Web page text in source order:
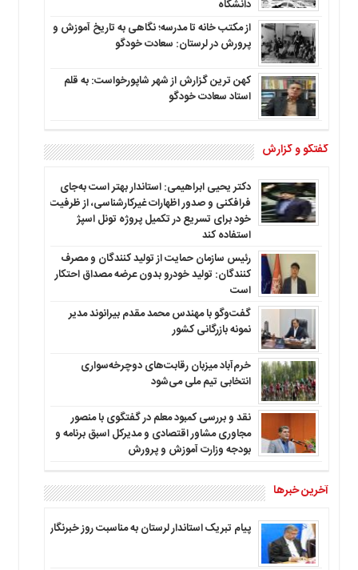
دانشگاه
از مکتب خانه تا مدرسه؛ نگاهی به تاریخ آموزش و
پرورش در لرستان: سعادت خودگو
کهن ترین گزارش از شهر شاپورخواست: به قلم
استاد سعادت خودگو
گفتگو و گزارش
دکتر یحیی ابراهیمی: استاندار بهتر است به‌جای
فرافکنی و صدور اظهارات غیرکارشناسی، از ظرفیت
خود برای تسریع در تکمیل پروژه تونل اسپژ
استفاده کند
رئیس سازمان حمایت از تولید کنندگان و مصرف
کنندگان: تولید خودرو بدون عرضه مصداق احتکار
است
گفت‌وگو با مهندس محمد مقدم بیرانوند مدیر
نمونه بازرگانی کشور
خرم‌آباد میزبان رقابت‌های دوچرخه‌سواری
انتخابی تیم ملی می‌شود
نقد و بررسی کمبود معلم در گفتگوی با منصور
مجاوری مشاور اقتصادی و مدیرکل اسبق برنامه و
بودجه وزارت آموزش و پرورش
آخرین خبرها
پیام تبریک استاندار لرستان به‌ مناسبت روز خبرنگار